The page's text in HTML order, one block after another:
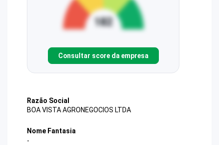
Consultar score da empresa
Razão Social
BOA VISTA AGRONEGOCIOS LTDA
Nome Fantasia
-